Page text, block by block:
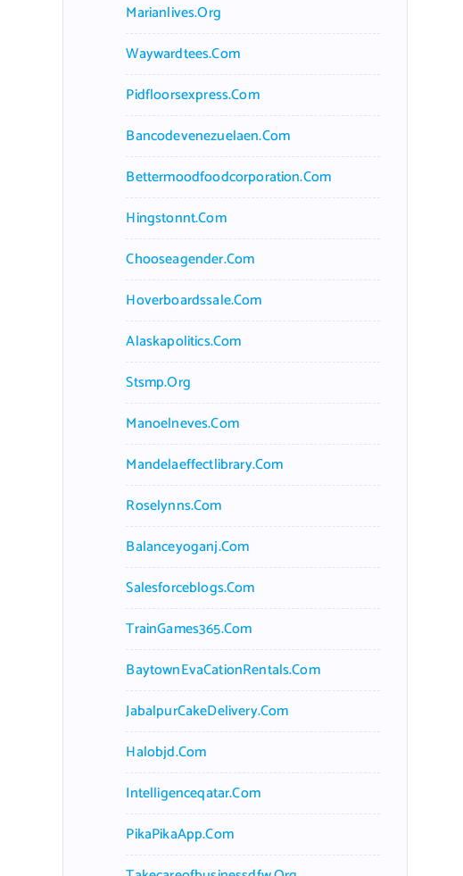
Marianlives.org
Waywardtees.com
Pidfloorsexpress.com
Bancodevenezuelaen.com
Bettermoodfoodcorporation.com
Hingstonnt.com
Chooseagender.com
Hoverboardssale.com
Alaskapolitics.com
Stsmp.org
Manoelneves.com
Mandelaeffectlibrary.com
Roselynns.com
Balanceyoganj.com
Salesforceblogs.com
TrainGames365.com
BaytownEvaCationRentals.com
JabalpurCakeDelivery.com
Halobjd.com
Intelligenceqatar.com
PikaPikaApp.com